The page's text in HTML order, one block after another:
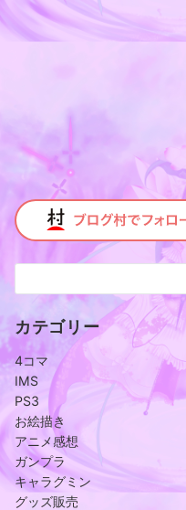
カテゴリー
4コマ
IMS
PS3
お絵描き
アニメ感想
ガンプラ
キャラグミン
グッズ販売